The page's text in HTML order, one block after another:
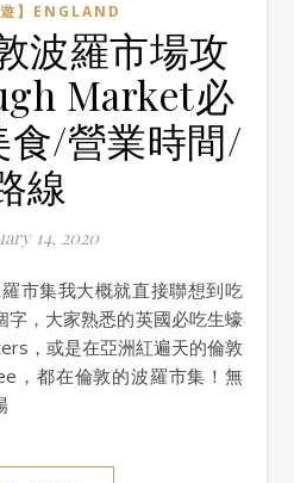
遊】ENGLAND
波羅市場攻
Market必
食/營業時間/
線
14, 2020
字，大家熟悉的英國必吃生蠔
，或是在亞洲紅遍天的倫敦
，都在倫敦的波羅市集！無